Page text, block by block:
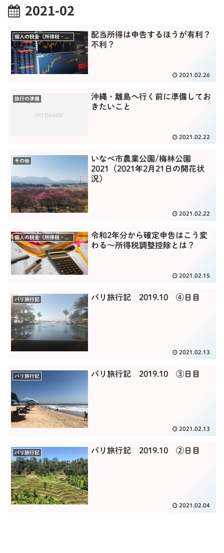
2021-02
配当所得は申告するほうが有利？
不利？
2021.02.26
旅行の準備
沖縄・離島へ行く前に準備してお
きたいこと
2021.02.22
その他
いなべ市農業公園/梅林公園
2021（2021年2月21日の開花状
況）
2021.02.22
令和2年分から確定申告はこう変
わる～所得税調整控除とは？
2021.02.15
バリ旅行記 バリ旅行記 2019.10 ④日目
2021.02.13
バリ旅行記 バリ旅行記 2019.10 ③日目
2021.02.13
バリ旅行記 バリ旅行記 2019.10 ②日目
2021.02.04